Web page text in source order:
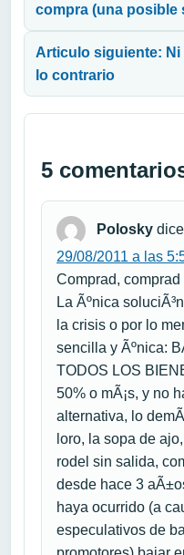
compra (una posible
Articulo siguiente:
lo contrario
5
Polosky
29/08/2011 a las
Comprad, comprad
La Ãºnica
la crisis o por lo
sencilla y Ãºnica:
TODOS LOS
50% o mÃ¡s, y no
alternativa, lo
loro, la sopa de
rodel sin salida,
desde hace 3
haya ocurrido (a
especulativos de